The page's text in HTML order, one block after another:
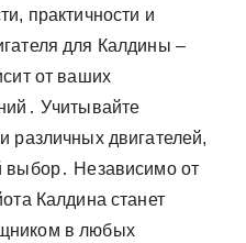
практичности и
для Калдины –
от ваших
Учитывайте
различных двигателей,
выбор․ Независимо от
Калдина станет
в любых